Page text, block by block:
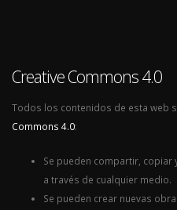
Creative Commons 4.0
Todos los contenidos de esta web
Commons 4.0:
Se pueden compartir,
a través de cualquier medio.
Se pueden crear nuevas